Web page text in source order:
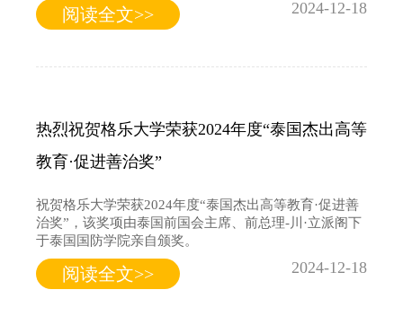
阅读全文>> 2024-12-18
热烈祝贺格乐大学荣获2024年度“泰国杰出高等
教育·促进善治奖”
祝贺格乐大学荣获2024年度“泰国杰出高等教育·促进善
治奖”，该奖项由泰国前国会主席、前总理-川·立派阁下
于泰国国防学院亲自颁奖。
阅读全文>> 2024-12-18